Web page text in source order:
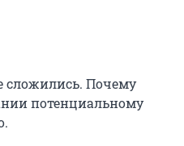
сложились. Почему
потенциальному